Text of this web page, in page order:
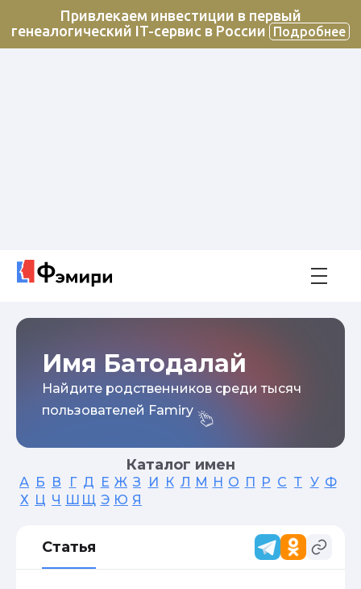
Привлекаем инвестиции в первый
генеалогический IT-сервис в России
Подробнее
Имя Батодалай
Найдите родственников среди тысяч
пользователей Famiry
Каталог имен
А Б В Г Д Е Ж З И К Л М Н О П Р С Т У Ф
Х Ц Ч Ш Щ Э Ю Я
Статья